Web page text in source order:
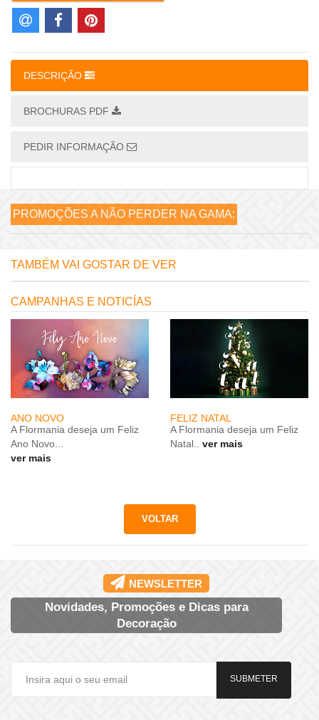
DESCRIÇÃO
BROCHURAS PDF
PEDIR INFORMAÇÃO
PROMOÇÕES A NÃO PERDER NA GAMA:
TAMBÉM VAI GOSTAR DE VER
CAMPANHAS E NOTICÍAS
ANO NOVO
A Flormania deseja um Feliz
Ano Novo...
ver mais
FELIZ NATAL
A Flormania deseja um Feliz
Natal..
ver mais
NEWSLETTER
Novidades, Promoções e Dicas para
Decoração
SUBMETER